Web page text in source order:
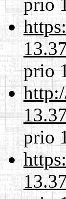
prio
prio